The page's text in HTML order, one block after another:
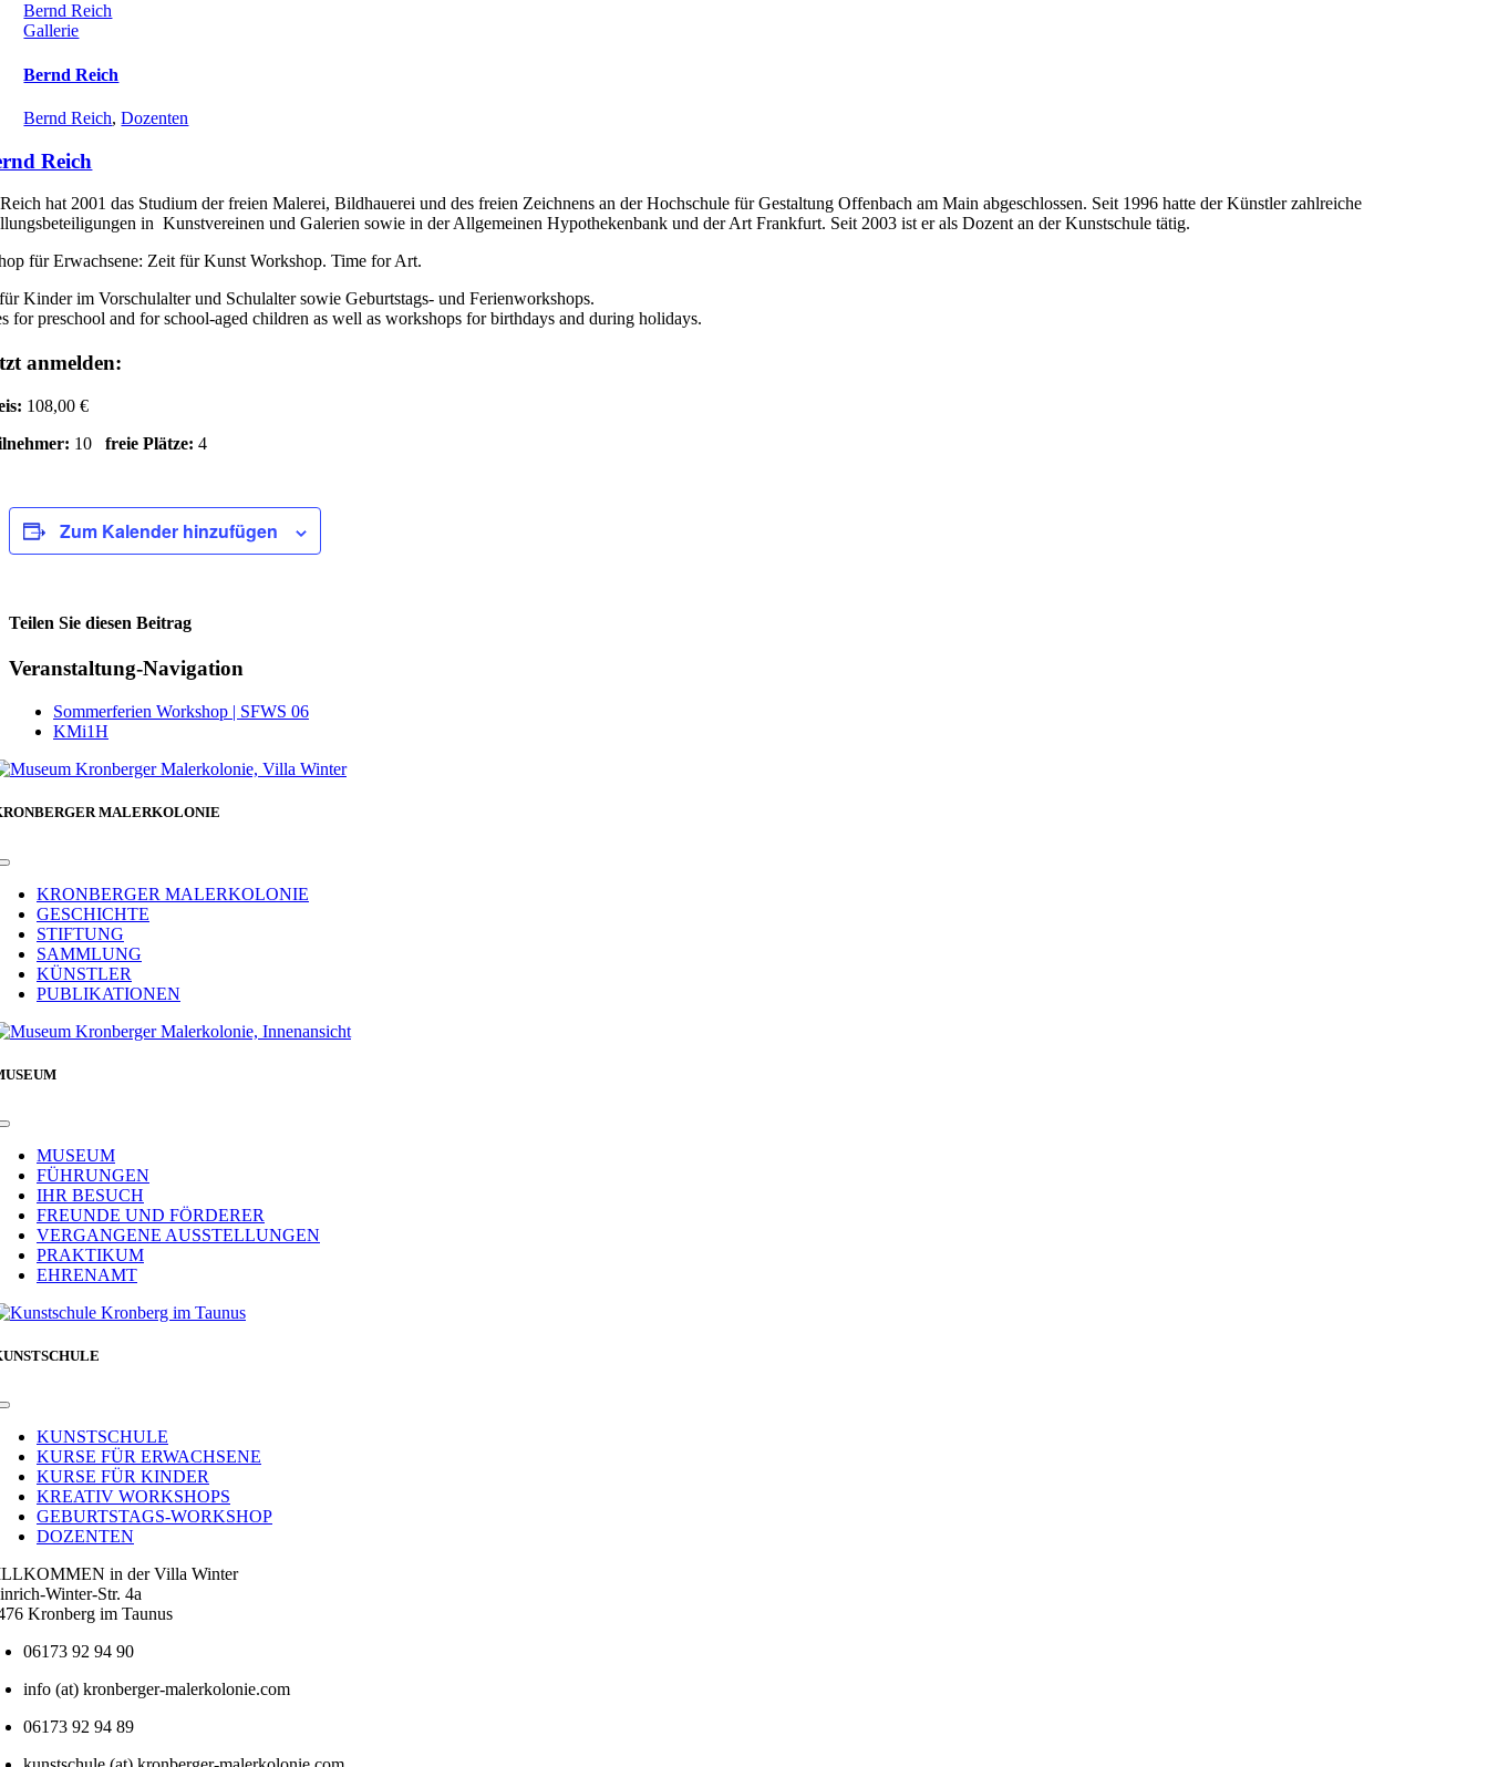
Bernd Reich
Gallerie
Bernd Reich
Bernd Reich,Dozenten
Reich
hat 2001 das Studium der freien Malerei, Bildhauerei und des freien Zeichnens an der Hochschule für Gestaltung Offenbach am Main abgeschlossen. Seit 1996 hatte der Künstler zahlreiche
in Kunstvereinen und Galerien sowie in der Allgemeinen Hypothekenbank und der Art Frankfurt. Seit 2003 ist er als Dozent an der Kunstschule tätig.
für Erwachsene: Zeit für Kunst Workshop. Time for Art.
Kinder im Vorschulalter und Schulalter sowie Geburtstags- und Ferienworkshops.
for preschool and for school-aged children as well as workshops for birthdays and during holidays.
anmelden:
108,00 €
10freie Plätze: 4
Zum Kalender hinzufügen
Teilen Sie diesen Beitrag
Facebook
Veranstaltung-Navigation
Sommerferien Workshop | SFWS 06
KMi1H
MALERKOLONIE
Toggle
NavigationKRONBERGER MALERKOLONIE
GESCHICHTE
STIFTUNG
SAMMLUNG
KÜNSTLER
PUBLIKATIONEN
Toggle
NavigationMUSEUM
FÜHRUNGEN
IHR BESUCH
FREUNDE UND FÖRDERER
VERGANGENE AUSSTELLUNGEN
PRAKTIKUM
EHRENAMT
Toggle
NavigationKUNSTSCHULE
KURSE FÜR ERWACHSENE
KURSE FÜR KINDER
KREATIV WORKSHOPS
GEBURTSTAGS-WORKSHOP
DOZENTEN
in der Villa Winter
Winter-Str. 4a
Kronberg im Taunus
06173 92 94 90
info (at) kronberger-malerkolonie.com
06173 92 94 89